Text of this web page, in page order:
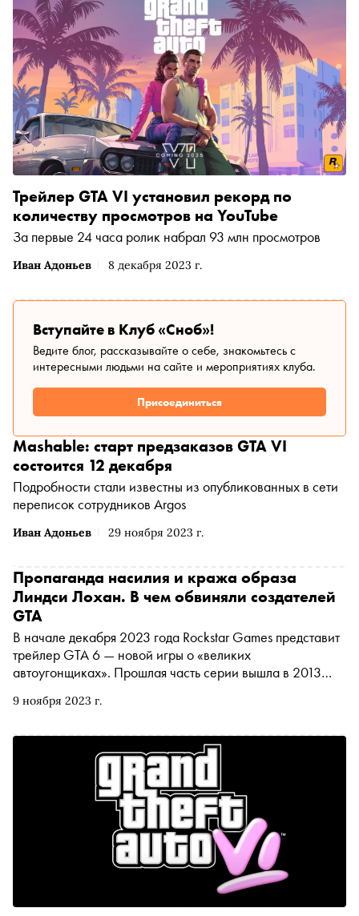
Иван Адоньев 8 декабря 2023 г.
Трейлер GTA VI установил рекорд по
количеству просмотров на YouTube
За первые 24 часа ролик набрал 93 млн просмотров
Вступайте в Клуб «Сноб»!
Ведите блог, рассказывайте о себе, знакомьтесь с
интересными людьми на сайте и мероприятиях клуба.
Присоединиться
Иван Адоньев 29 ноября 2023 г.
Mashable: старт предзаказов GTA VI
состоится 12 декабря
Подробности стали известны из опубликованных в сети
переписок сотрудников Argos
9 ноября 2023 г.
Пропаганда насилия и кража образа
Линдси Лохан. В чем обвиняли создателей
GTA
В начале декабря 2023 года Rockstar Games представит
трейлер GTA 6 — новой игры о «великих
автоугонщиках». Прошлая часть серии вышла в 2013
видеоигр в мире. В ожидании GTA 6 «Сноб» вспоминает